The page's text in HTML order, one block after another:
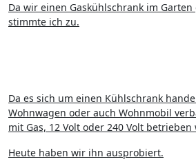
Da wir einen Gaskühlschrank im
stimmte ich zu.
Da es sich um einen Kühlschrank
Wohnwagen oder auch Wohnmobil
mit Gas, 12 Volt oder 240 Volt betrieben
Heute haben wir ihn ausprobiert.